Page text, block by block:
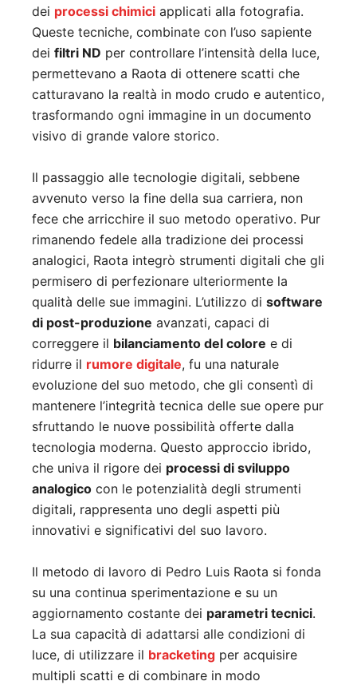
dei processi chimici applicati alla fotografia.
Queste tecniche, combinate con l’uso sapiente
dei filtri ND per controllare l’intensità della luce,
permettevano a Raota di ottenere scatti che
catturavano la realtà in modo crudo e autentico,
trasformando ogni immagine in un documento
visivo di grande valore storico.
Il passaggio alle tecnologie digitali, sebbene
avvenuto verso la fine della sua carriera, non
fece che arricchire il suo metodo operativo. Pur
rimanendo fedele alla tradizione dei processi
analogici, Raota integrò strumenti digitali che gli
permisero di perfezionare ulteriormente la
qualità delle sue immagini. L’utilizzo di software
di post-produzione avanzati, capaci di
correggere il bilanciamento del colore e di
ridurre il rumore digitale, fu una naturale
evoluzione del suo metodo, che gli consentì di
mantenere l’integrità tecnica delle sue opere pur
sfruttando le nuove possibilità offerte dalla
tecnologia moderna. Questo approccio ibrido,
che univa il rigore dei processi di sviluppo
analogico con le potenzialità degli strumenti
digitali, rappresenta uno degli aspetti più
innovativi e significativi del suo lavoro.
Il metodo di lavoro di Pedro Luis Raota si fonda
su una continua sperimentazione e su un
aggiornamento costante dei parametri tecnici.
La sua capacità di adattarsi alle condizioni di
luce, di utilizzare il bracketing per acquisire
multipli scatti e di combinare in modo